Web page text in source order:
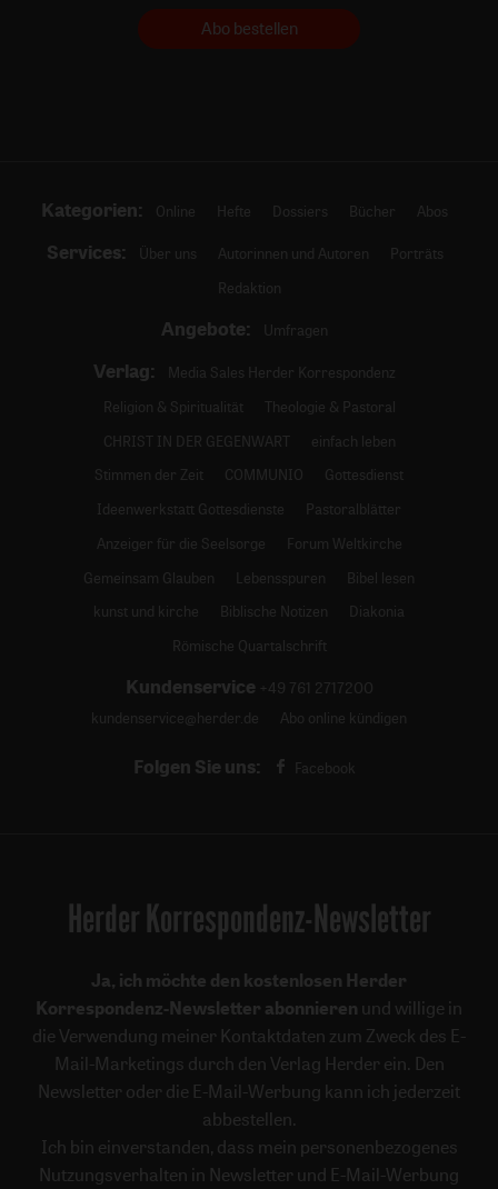
Abo bestellen
Kategorien: Online Hefte Dossiers Bücher Abos
Services: Über uns Autorinnen und Autoren
Porträts
Redaktion
Angebote: Umfragen
Verlag:
Media Sales Herder Korrespondenz
Religion & Spiritualität
Theologie & Pastoral
CHRIST IN DER GEGENWART
einfach leben
Stimmen der Zeit
COMMUNIO
Gottesdienst
Ideenwerkstatt Gottesdienste
Pastoralblätter
Anzeiger für die Seelsorge
Forum Weltkirche
Gemeinsam Glauben
Lebensspuren
Bibel lesen
kunst und kirche
Biblische Notizen
Diakonia
Römische Quartalschrift
Kundenservice +49 761 2717200
kundenservice@herder.de
Abo online kündigen
Folgen Sie uns: Facebook
Herder Korrespondenz-Newsletter
Ja, ich möchte den kostenlosen Herder
Korrespondenz-Newsletter abonnieren und willige in
die Verwendung meiner Kontaktdaten zum Zweck des E-
Mail-Marketings durch den Verlag Herder ein. Den
Newsletter oder die E-Mail-Werbung kann ich jederzeit
abbestellen.
Ich bin einverstanden, dass mein personenbezogenes
Nutzungsverhalten in Newsletter und E-Mail-Werbung